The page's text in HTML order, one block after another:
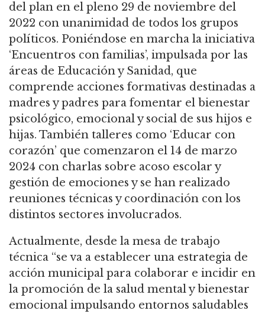
del plan en el pleno 29 de noviembre del
2022 con unanimidad de todos los grupos
políticos. Poniéndose en marcha la iniciativa
‘Encuentros con familias’, impulsada por las
áreas de Educación y Sanidad, que
comprende acciones formativas destinadas a
madres y padres para fomentar el bienestar
psicológico, emocional y social de sus hijos e
hijas. También talleres como ‘Educar con
corazón’ que comenzaron el 14 de marzo
2024 con charlas sobre acoso escolar y
gestión de emociones y se han realizado
reuniones técnicas y coordinación con los
distintos sectores involucrados.
Actualmente, desde la mesa de trabajo
técnica “se va a establecer una estrategia de
acción municipal para colaborar e incidir en
la promoción de la salud mental y bienestar
emocional impulsando entornos saludables